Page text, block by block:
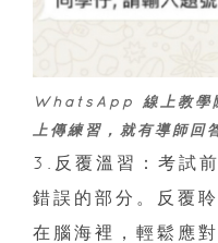
WhatsApp 線上教學
上傳練習，就有導師回
3.反覆溫習：考試
錯誤的部分。反覆
在腦海裡，輕鬆應對